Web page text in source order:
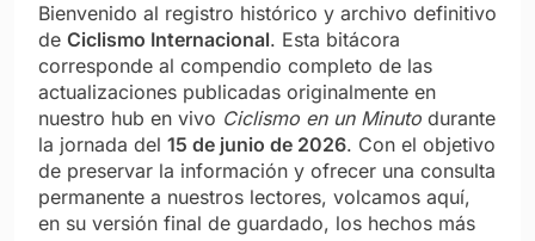
Bienvenido al registro histórico y archivo definitivo
de Ciclismo Internacional. Esta bitácora
corresponde al compendio completo de las
actualizaciones publicadas originalmente en
nuestro hub en vivo Ciclismo en un Minuto durante
la jornada del 15 de junio de 2026. Con el objetivo
de preservar la información y ofrecer una consulta
permanente a nuestros lectores, volcamos aquí,
en su versión final de guardado, los hechos más